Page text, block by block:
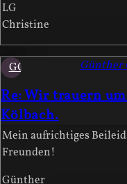
LG
Christine
GG
Re: Wir trauern
Kölbach.
Günther
Mein aufrichtiges
Freunden!
Günther